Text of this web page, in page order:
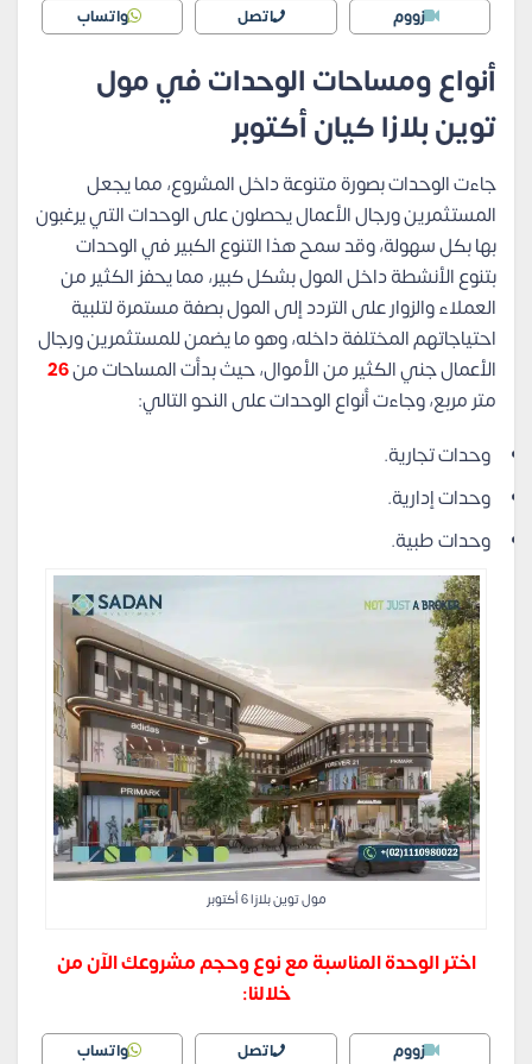
زووم اتصل واتساب
أنواع ومساحات الوحدات في مول
توين بلازا كيان أكتوبر
جاءت الوحدات بصورة متنوعة داخل المشروع، مما يجعل
المستثمرين ورجال الأعمال يحصلون على الوحدات التي يرغبون
بها بكل سهولة، وقد سمح هذا التنوع الكبير في الوحدات
بتنوع الأنشطة داخل المول بشكل كبير، مما يحفز الكثير من
العملاء والزوار على التردد إلى المول بصفة مستمرة لتلبية
احتياجاتهم المختلفة داخله، وهو ما يضمن للمستثمرين ورجال
الأعمال جني الكثير من الأموال، حيث بدأت المساحات من26
متر مربع، وجاءت أنواع الوحدات على النحو التالي:
وحدات تجارية.
وحدات إدارية.
وحدات طبية.
مول توين بلازا 6 أكتوبر
اختر الوحدة المناسبة مع نوع وحجم مشروعك الآن من
خلالنا:
زووم اتصل واتساب